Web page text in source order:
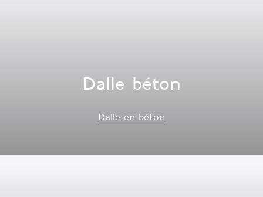
Dalle béton
Dalle en béton